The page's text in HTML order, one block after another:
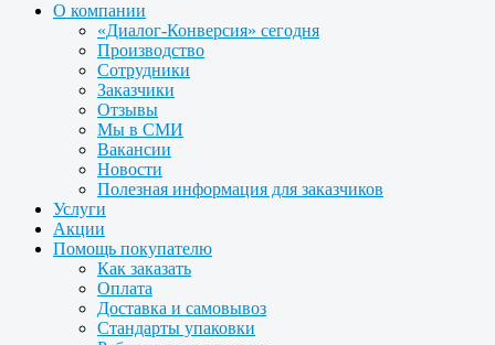
О компании
«Диалог-Конверсия» сегодня
Производство
Сотрудники
Заказчики
Отзывы
Мы в СМИ
Вакансии
Новости
Полезная информация для заказчиков
Услуги
Акции
Помощь покупателю
Как заказать
Оплата
Доставка и самовывоз
Стандарты упаковки